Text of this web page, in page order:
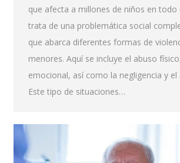
que afecta a millones de niños en todo
trata de una problemática social
que abarca diferentes formas de
menores. Aquí se incluye el abuso
emocional, así como la negligencia y el
Este tipo de situaciones…